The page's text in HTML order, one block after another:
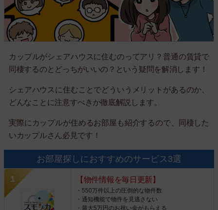
カップルがシェアハウスに住むのってアリ？普通の賃貸で
同棲するのとどっちがいいの？という疑問を解消します！
シェアハウスに住むことでどういうメリットがあるのか、
どんなことに注意すべきか徹底解説します。
実際にカップルが住めるお部屋も紹介するので、同棲した
いカップルさん必見です！
お部屋探しにおすすめのサービス3選
【物件情報を毎日更新】
・550万件以上の圧倒的な物件数
・通知機能で物件を見逃さない
・最大5万円のお祝い金がもらえる